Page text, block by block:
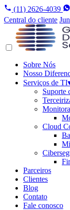
(11) 2626-4039
Central do cliente
Sobre Nós
Nosso
Serviços de TI
Suporte
Cloud
Parceiros
Clientes
Blog
Contato
Fale conosco